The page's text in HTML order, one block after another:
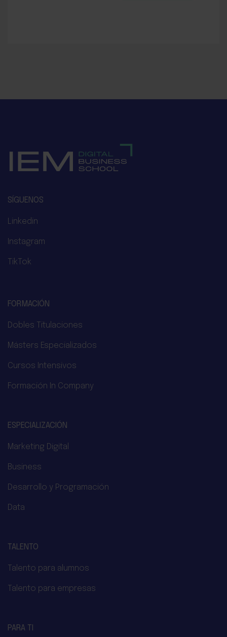
SÍGUENOS
Linkedin
Instagram
TikTok
FORMACIÓN
Dobles Titulaciones
Másters Especializados
Cursos Intensivos
Formación In Company
ESPECIALIZACIÓN
Marketing Digital
Business
Desarrollo y Programación
Data
TALENTO
Talento para alumnos
Talento para empresas
PARA TI